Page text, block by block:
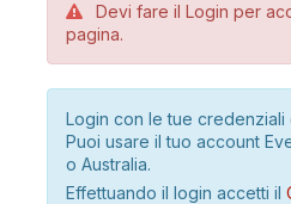
Devi fare il Login per
pagina.
Login con le tue
Puoi usare il tuo account
o Australia.
Effettuando il login accetti il